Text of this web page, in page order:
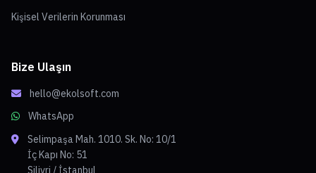
Kişisel Verilerin Korunması
Bize Ulaşın
hello@ekolsoft.com
WhatsApp
Selimpaşa Mah. 1010. Sk. No: 10/1
İç Kapı No: 51
Silivri / İstanbul